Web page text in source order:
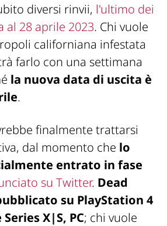
diversi rinvii, l'ultimo dei
al 28 aprile 2023. Chi vuole
californiana infestata
farlo con una settimana
la nuova data di uscita è
.
finalmente trattarsi
dal momento che lo
entrato in fase
su Twitter. Dead
su PlayStation 4
X|S, PC; chi vuole